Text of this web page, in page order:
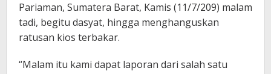
Pariaman, Sumatera Barat, Kamis (11/7/209) malam
tadi, begitu dasyat, hingga menghanguskan
ratusan kios terbakar.
“Malam itu kami dapat laporan dari salah satu